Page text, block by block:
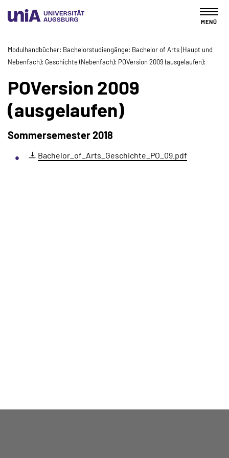
MENÜ
Modulhandbücher Bachelorstudiengänge Bachelor of Arts (Haupt und
Nebenfach) Geschichte (Nebenfach) POVersion 2009 (ausgelaufen)
POVersion 2009
(ausgelaufen)
Sommersemester 2018
Bachelor_of_Arts_Geschichte_PO_09.pdf